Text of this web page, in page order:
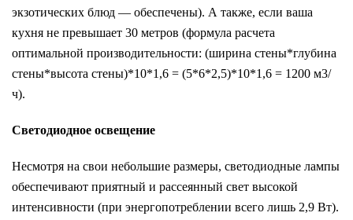
экзотических блюд — обеспечены). А также, если ваша
кухня не превышает 30 метров (формула расчета
оптимальной производительности: (ширина стены*глубина
стены*высота стены)*10*1,6 = (5*6*2,5)*10*1,6 = 1200 м3/
ч).
Светодиодное освещение
Несмотря на свои небольшие размеры, светодиодные лампы
обеспечивают приятный и рассеянный свет высокой
интенсивности (при энергопотреблении всего лишь 2,9 Вт).